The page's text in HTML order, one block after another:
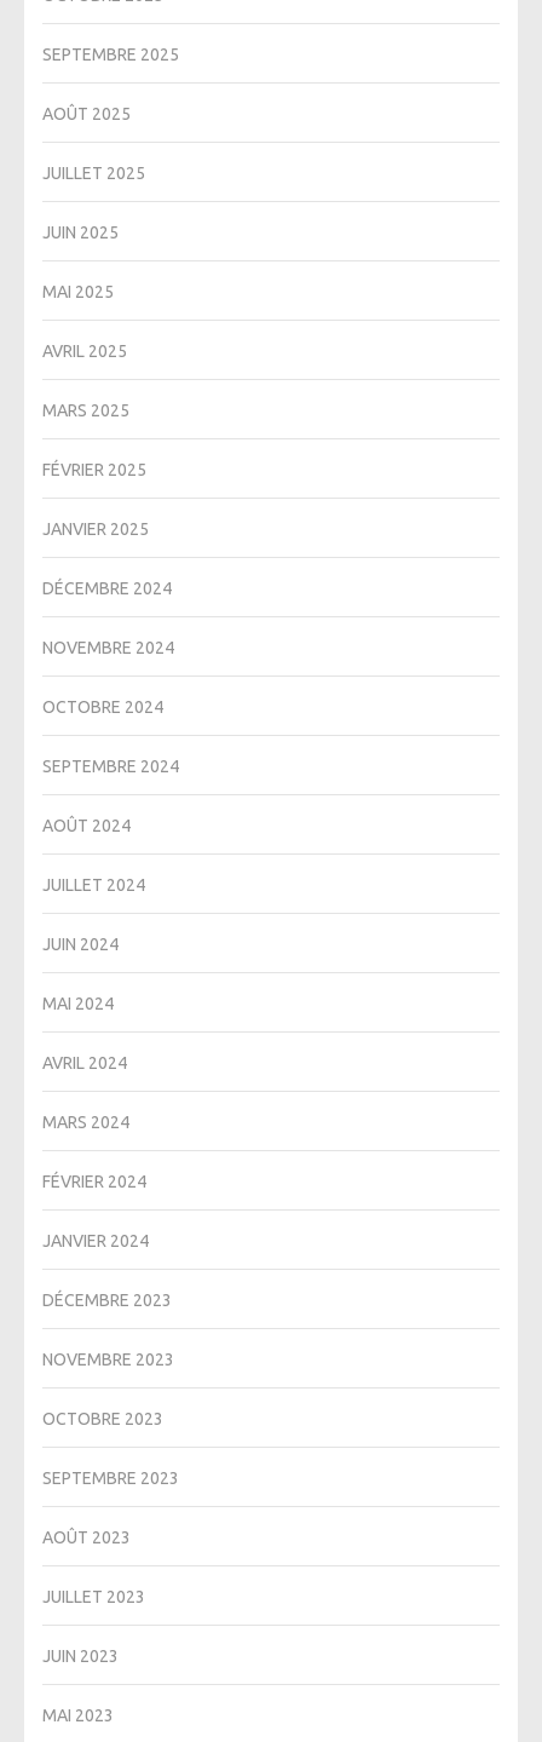
SEPTEMBRE 2025
AOÛT 2025
JUILLET 2025
JUIN 2025
MAI 2025
AVRIL 2025
MARS 2025
FÉVRIER 2025
JANVIER 2025
DÉCEMBRE 2024
NOVEMBRE 2024
OCTOBRE 2024
SEPTEMBRE 2024
AOÛT 2024
JUILLET 2024
JUIN 2024
MAI 2024
AVRIL 2024
MARS 2024
FÉVRIER 2024
JANVIER 2024
DÉCEMBRE 2023
NOVEMBRE 2023
OCTOBRE 2023
SEPTEMBRE 2023
AOÛT 2023
JUILLET 2023
JUIN 2023
MAI 2023